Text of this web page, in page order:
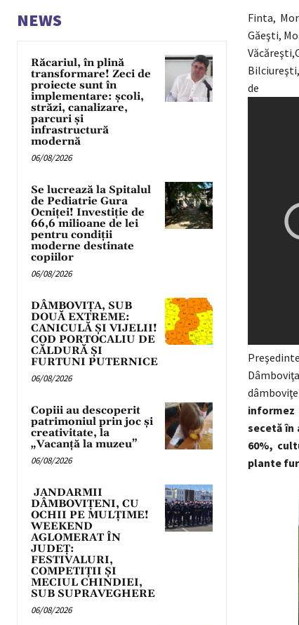
NEWS
Răcariul, în plină
transformare! Zeci de
proiecte sunt în
implementare: școli,
străzi, canalizare,
parcuri și
infrastructură
modernă
06/08/2026
Se lucrează la Spitalul
de Pediatrie Gura
Ocniței! Investiție de
66,6 milioane de lei
pentru condiții
moderne destinate
copiilor
06/08/2026
DÂMBOVIȚA, SUB
DOUĂ EXTREME:
CANICULĂ ȘI VIJELII!
COD PORTOCALIU DE
CĂLDURĂ ȘI
FURTUNI PUTERNICE
06/08/2026
Copiii au descoperit
patrimoniul prin joc și
creativitate, la
„Vacanță la muzeu”
06/08/2026
JANDARMII
DÂMBOVIȚENI, CU
OCHII PE MULȚIME!
WEEKEND
AGLOMERAT ÎN
JUDEȚ:
FESTIVALURI,
COMPETIȚII ȘI
MECIUL CHINDIEI,
SUB SUPRAVEGHERE
06/08/2026
Finta,
Găeşti,
secetă în
60%,
plante